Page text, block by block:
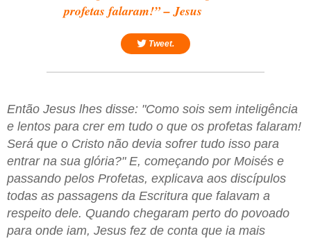
profetas falaram!” – Jesus
Tweet.
Então Jesus lhes disse: "Como sois sem inteligência
e lentos para crer em tudo o que os profetas falaram!
Será que o Cristo não devia sofrer tudo isso para
entrar na sua glória?" E, começando por Moisés e
passando pelos Profetas, explicava aos discípulos
todas as passagens da Escritura que falavam a
respeito dele. Quando chegaram perto do povoado
para onde iam, Jesus fez de conta que ia mais